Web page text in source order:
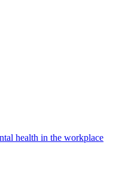
health in the workplace